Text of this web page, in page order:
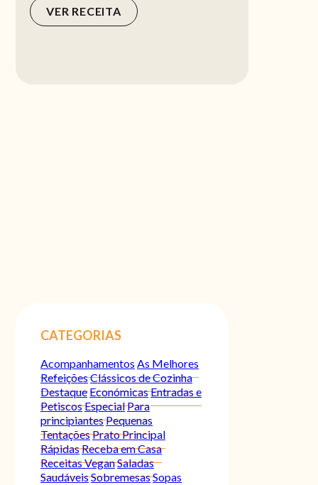
VER RECEITA
CATEGORIAS
Acompanhamentos As Melhores
RefeiçõesClássicos de Cozinha
Destaque EconómicasEntradas e
PetiscosEspecialPara
principiantesPequenas
TentaçõesPrato Principal
RápidasReceba em Casa
Receitas VeganSaladas
SaudáveisSobremesasSopas